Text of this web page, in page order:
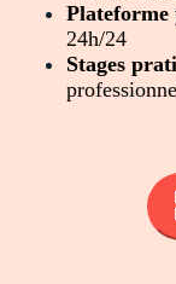
Plateforme
24h/24
Stages